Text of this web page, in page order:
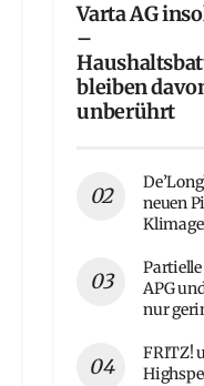
Varta AG
–
bleiben
unberührt
neuen
APG
nur
FRITZ!